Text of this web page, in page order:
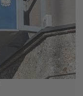
06. AUGUST